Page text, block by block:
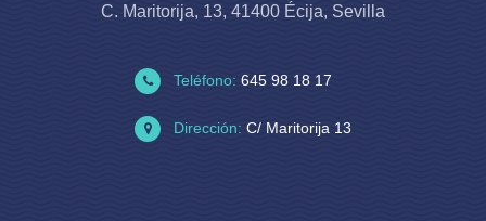
C. Maritorija, 13, 41400 Écija, Sevilla
Teléfono: 645 98 18 17
Dirección: C/ Maritorija 13